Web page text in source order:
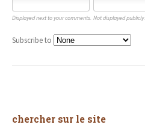
Displayed next to your comments. Not displayed publicly.
Subscribe to
chercher sur le site